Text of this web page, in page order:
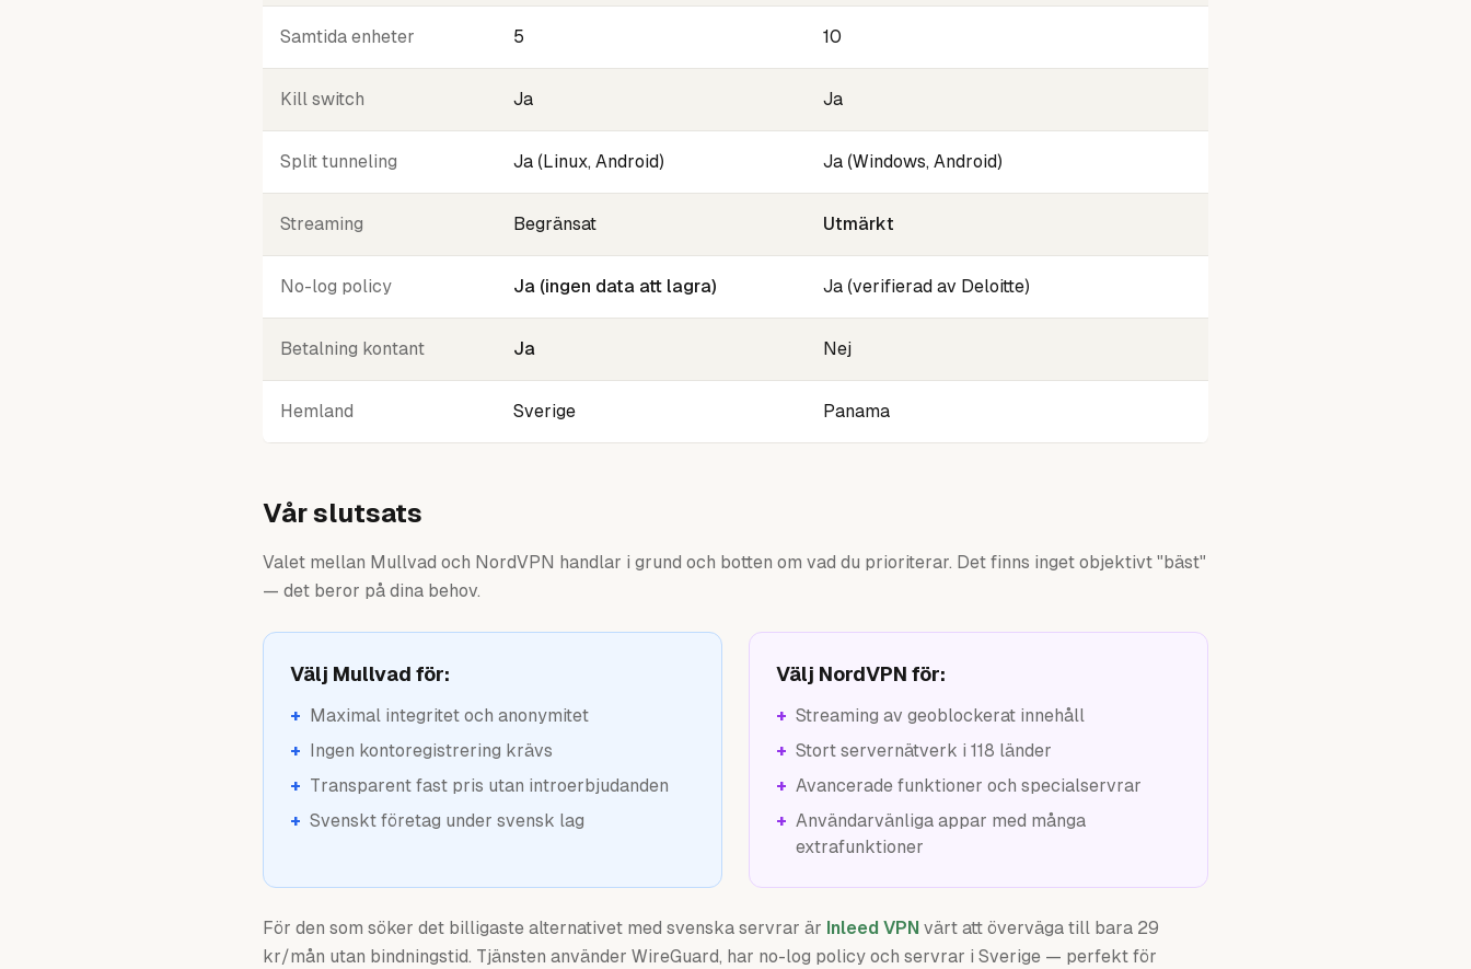
Samtida enheter 5 10
Kill switch Ja Ja
Split tunneling Ja (Linux, Android) Ja (Windows, Android)
Streaming Begränsat Utmärkt
No-log policy Ja (ingen data att lagra) Ja (verifierad av Deloitte)
Betalning kontant Ja Nej
Hemland Sverige Panama
Vår slutsats
Valet mellan Mullvad och NordVPN handlar i grund och botten om vad du prioriterar. Det finns inget objektivt "bäst"
— det beror på dina behov.
Välj Mullvad för:
+ Maximal integritet och anonymitet
+ Ingen kontoregistrering krävs
+ Transparent fast pris utan introerbjudanden
+ Svenskt företag under svensk lag
Välj NordVPN för:
+ Streaming av geoblockerat innehåll
+ Stort servernätverk i 118 länder
+ Avancerade funktioner och specialservrar
+ Användarvänliga appar med många
extrafunktioner
För den som söker det billigaste alternativet med svenska servrar är Inleed VPN värt att överväga till bara 29
kr/mån utan bindningstid. Tjänsten använder WireGuard, har no-log policy och servrar i Sverige — perfekt för